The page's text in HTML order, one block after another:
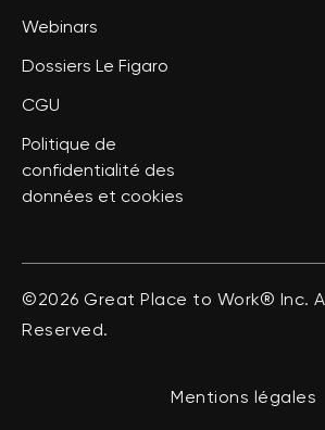
Webinars
Dossiers Le Figaro
CGU
Politique de
confidentialité des
données et cookies
©2026 Great Place to Work® Inc.
Reserved.
Mentions légales